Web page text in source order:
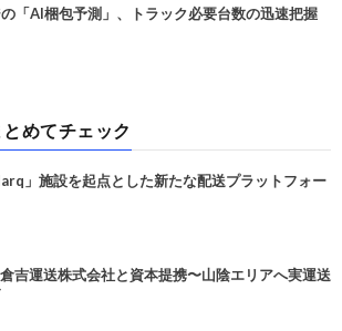
の「AI梱包予測」、トラック必要台数の迅速把握
とめてチェック
」施設を起点とした新たな配送プラットフォー
吉運送株式会社と資本提携〜山陰エリアへ実運送